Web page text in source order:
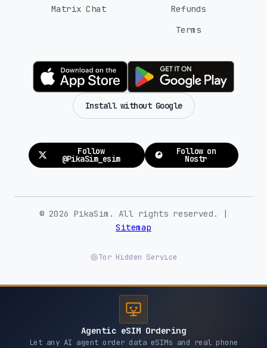
Matrix Chat
Refunds
Terms
Install without Google
Follow
@PikaSim_esim
Follow on
Nostr
© 2026 PikaSim. All rights reserved. |
Sitemap
Tor Hidden Service
Agentic eSIM Ordering
Let any AI agent order data eSIMs and real phone